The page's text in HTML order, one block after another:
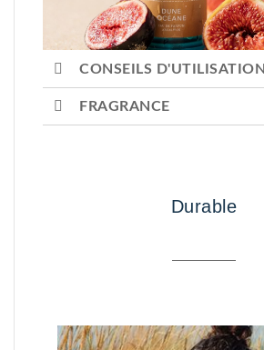
CONSEILS D'UTILISATION
FRAGRANCE
Durable